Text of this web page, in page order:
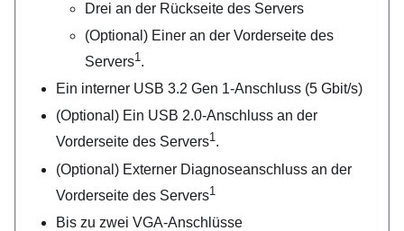
Drei an der Rückseite des Servers
(Optional) Einer an der Vorderseite des
Servers1.
Ein interner USB 3.2 Gen 1-Anschluss (5 Gbit/s)
(Optional) Ein USB 2.0-Anschluss an der
Vorderseite des Servers1.
(Optional) Externer Diagnoseanschluss an der
Vorderseite des Servers1
Bis zu zwei VGA-Anschlüsse